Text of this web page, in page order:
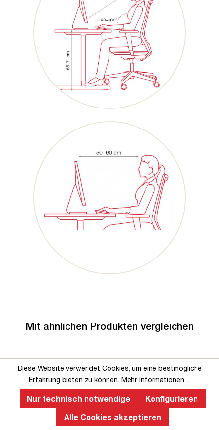
Mit ähnlichen Produkten vergleichen
Diese Website verwendet Cookies, um eine bestmögliche
Erfahrung bieten zu können. Mehr Informationen ...
Nur technisch notwendige
Konfigurieren
Alle Cookies akzeptieren